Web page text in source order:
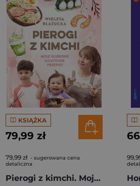
KSIĄŻKA
79,99 zł
79,99 zł - sugerowana cena
detaliczna
Pierogi z kimchi. Moje ulubione azjatyckie przepisy - książka z autografem